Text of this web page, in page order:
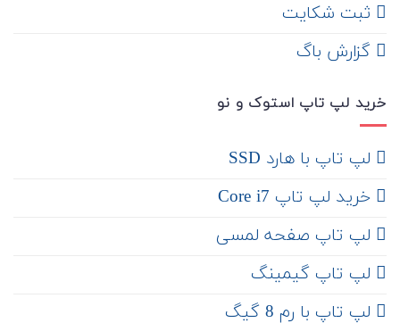
ثبت شکایت
‌ گزارش باگ
خرید لپ تاپ استوک و نو
لپ تاپ با هارد SSD
خرید لپ تاپ Core i7
لپ تاپ صفحه لمسی
لپ تاپ گیمینگ
لپ تاپ با رم 8 گیگ